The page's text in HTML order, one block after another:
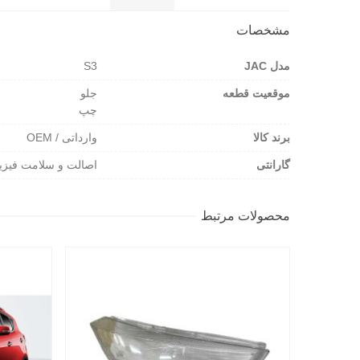
مشخصات
مدل JAC S3
موقعیت قطعه
جلو
چپ
برند کالا وارداتی / OEM
گارانتی اصالت و سلامت
محصولات مرتبط